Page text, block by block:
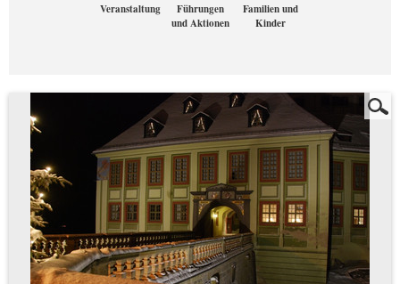
Veranstaltung
Führungen
und Aktionen
Familien und
Kinder